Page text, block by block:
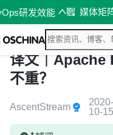
研发效能 媒体矩
译文｜Apache
不重？
AscentStream
2020-
10-15